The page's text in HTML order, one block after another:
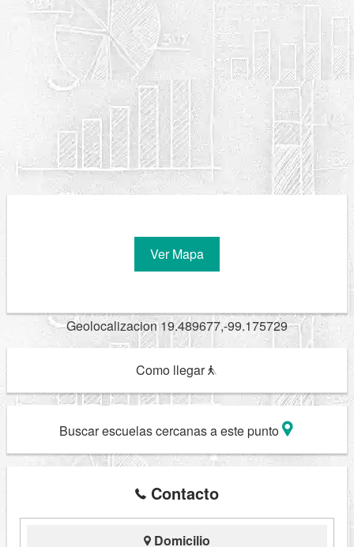
Ver Mapa
Geolocalizacion 19.489677,-99.175729
Como llegar
Buscar escuelas cercanas a este punto
Contacto
Domicilio